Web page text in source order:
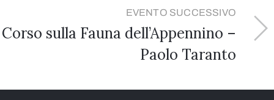
EVENTO SUCCESSIVO
Corso sulla Fauna dell’Appennino –
Paolo Taranto